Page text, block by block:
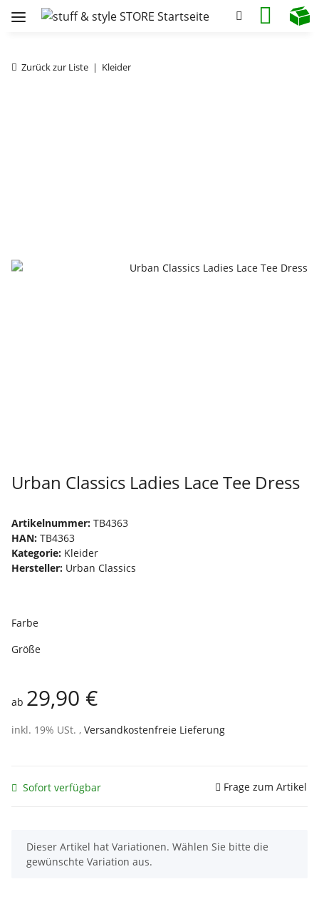
Zurück zur Liste Kleider
Urban Classics Ladies Lace Tee Dress
Artikelnummer: TB4363
HAN: TB4363
Kategorie: Kleider
Hersteller: Urban Classics
Farbe
Größe
ab 29,90 €
inkl. 19% USt. , Versandkostenfreie Lieferung
Sofort verfügbar Frage zum Artikel
x
Dieser Artikel hat Variationen. Wählen Sie bitte die
gewünschte Variation aus.